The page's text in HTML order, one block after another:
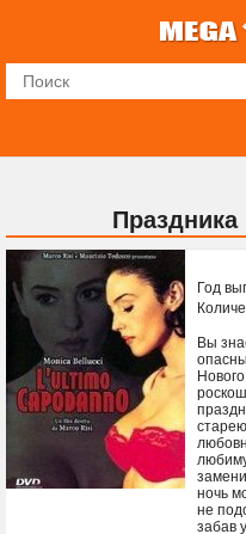
Праздника
Год
Вы
ночь
не
забав